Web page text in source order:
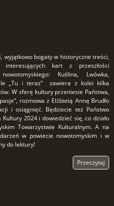
wyjątkowo bogaty w historyczne treści,
kart z przeszłości
Kuślina, Lwówka,
„Tu i teraz” zawiera z kolei kilka
W sferę kultury przeniesie Państwa,
rozmowa z Elżbietą Anną Brudło
i osiągnięć. Będziecie też Państwo
2024 i dowiedzieć się, co działo
Towarzystwie Kulturalnym. A na
w powiecie nowotomyskim i w
do lektury!
Przeczytaj